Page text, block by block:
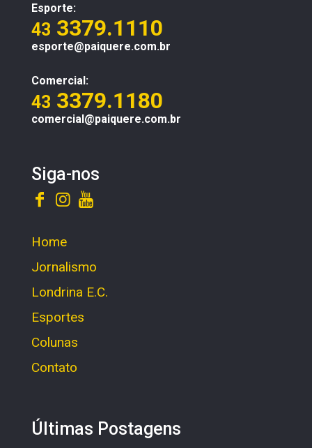
Esporte:
43 3379.1110
esporte@paiquere.com.br
Comercial:
43 3379.1180
comercial@paiquere.com.br
Siga-nos
Home
Jornalismo
Londrina E.C.
Esportes
Colunas
Contato
Últimas Postagens